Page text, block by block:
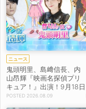
ニュース
鬼頭明里、島﨑信長、内
山昂輝『映画名探偵プリ
キュア！』出演！9月18日
公開【コメントあり】
2026.08.09